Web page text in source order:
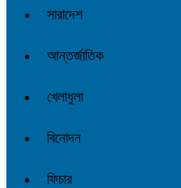
সারাদেশ
আন্তর্জাতিক
খেলাধুলা
বিনোদন
ফিচার